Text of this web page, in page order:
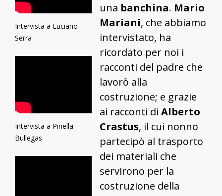
Intervista a Luciano
Serra
Intervista a Pinella
Bullegas
una banchina. Mario
Mariani, che abbiamo
intervistato, ha
ricordato per noi i
racconti del padre che
lavorò alla
costruzione; e grazie
ai racconti diAlberto
Crastus, il cui nonno
partecipò al trasporto
dei materiali che
servirono per la
costruzione della